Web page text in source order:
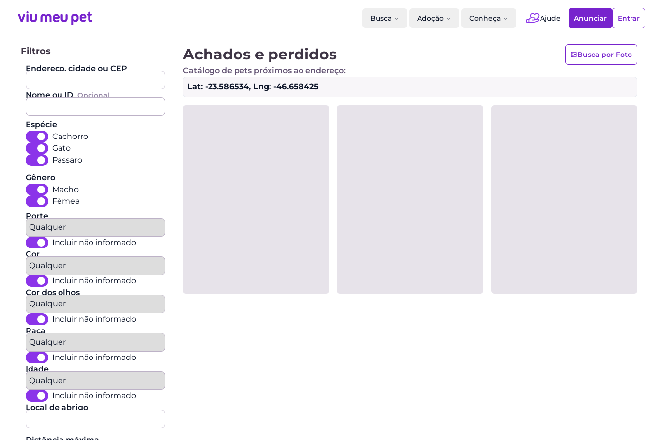
Busca Adoção Conheça Ajude Anunciar Entrar
Filtros
Endereço, cidade ou CEP
Nome ou ID Opcional
Espécie
Cachorro
Gato
Pássaro
Gênero
Macho
Fêmea
Porte
Incluir não informado
Cor
Incluir não informado
Cor dos olhos
Incluir não informado
Raça
Incluir não informado
Idade
Incluir não informado
Local de abrigo
Achados e perdidos Busca por Foto
Catálogo de pets próximos ao endereço:
Lat: -23.586534, Lng: -46.658425